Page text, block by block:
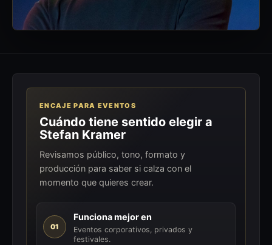
ENCAJE PARA EVENTOS
Cuándo tiene sentido elegir a
Stefan Kramer
Revisamos público, tono, formato y
producción para saber si calza con el
momento que quieres crear.
01
Funciona mejor en
Eventos corporativos, privados y
festivales.